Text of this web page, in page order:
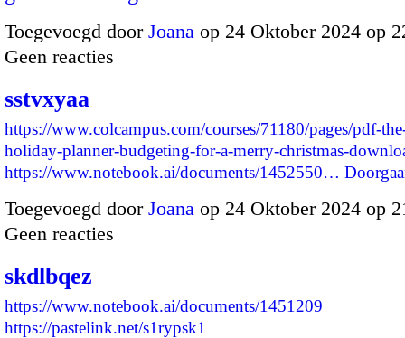
Toegevoegd door Joana op 24 Oktober 2024 op
Geen reacties
sstvxyaa
https://www.colcampus.com/courses/71180/pages/pdf-
holiday-planner-budgeting-for-a-merry-christmas-
https://www.notebook.ai/documents/1452550…
Toegevoegd door Joana op 24 Oktober 2024 op
Geen reacties
skdlbqez
https://www.notebook.ai/documents/1451209
https://pastelink.net/s1rypsk1